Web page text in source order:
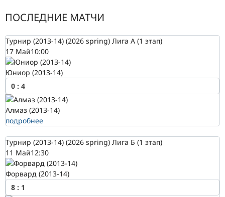
ПОСЛЕДНИЕ МАТЧИ
Турнир (2013-14) (2026 spring) Лига А (1 этап)
17 Май10:00
Юниор (2013-14)
0 : 4
Алмаз (2013-14)
подробнее
Турнир (2013-14) (2026 spring) Лига Б (1 этап)
11 Май12:30
Форвард (2013-14)
8 : 1